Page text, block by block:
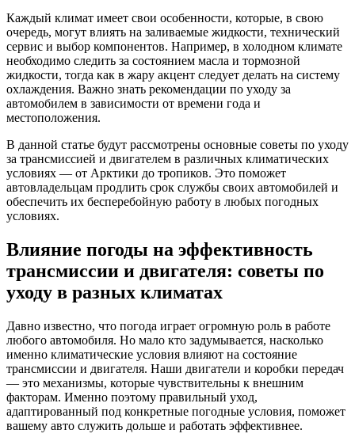
Каждый климат имеет свои особенности, которые, в свою
очередь, могут влиять на заливаемые жидкости, технический
сервис и выбор компонентов. Например, в холодном климате
необходимо следить за состоянием масла и тормозной
жидкости, тогда как в жару акцент следует делать на систему
охлаждения. Важно знать рекомендации по уходу за
автомобилем в зависимости от времени года и
местоположения.
В данной статье будут рассмотрены основные советы по уходу
за трансмиссией и двигателем в различных климатических
условиях — от Арктики до тропиков. Это поможет
автовладельцам продлить срок службы своих автомобилей и
обеспечить их бесперебойную работу в любых погодных
условиях.
Влияние погоды на эффективность
трансмиссии и двигателя: советы по
уходу в разных климатах
Давно известно, что погода играет огромную роль в работе
любого автомобиля. Но мало кто задумывается, насколько
именно климатические условия влияют на состояние
трансмиссии и двигателя. Наши двигатели и коробки передач
— это механизмы, которые чувствительны к внешним
факторам. Именно поэтому правильный уход,
адаптированный под конкретные погодные условия, поможет
вашему авто служить дольше и работать эффективнее.